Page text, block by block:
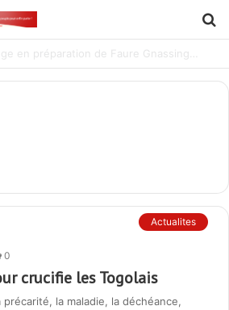
Actualites
0
crucifie les Togolais
la maladie, la déchéance,